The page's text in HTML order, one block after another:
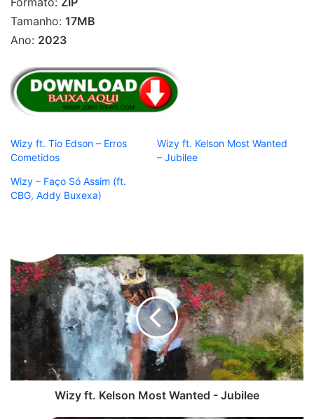
Tamanho: 17MB
Ano: 2023
Wizy ft. Tio Edson – Erros
Cometidos
Wizy ft. Kelson Most Wanted
– Jubilee
Wizy – Faço Só Assim (ft.
CBG, Addy Buxexa)
Wizy
ft.
Kelson
Most
Wanted
-
Jubilee
Wizy ft. Kelson Most Wanted - Jubilee